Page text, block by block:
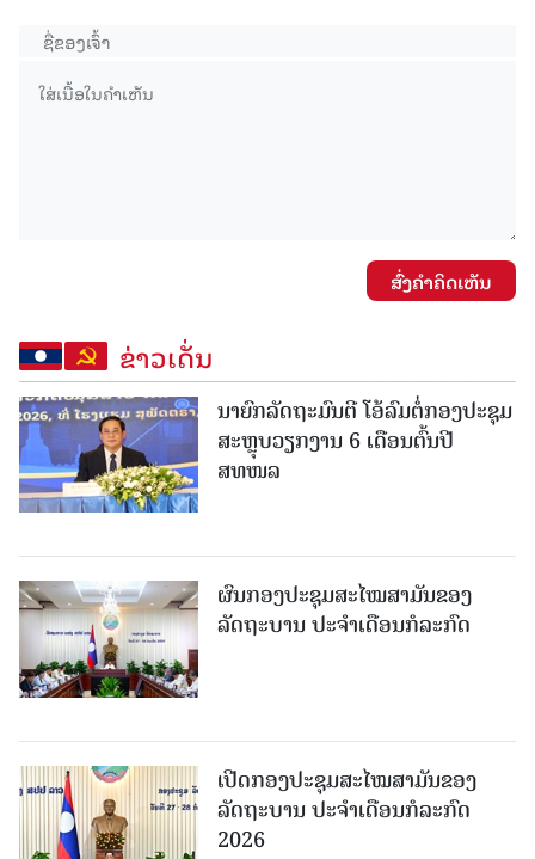
ສົ່ງຄໍາຄິດເຫັນ
ຂ່າວເດັ່ນ
ນາຍົກລັດຖະມົນຕີ ໂອ້ລົມຕໍ່ກອງປະຊຸມ
ສະຫຼຸບວຽກງານ 6 ເດືອນຕົ້ນປີ
ສທໜລ
ຜົນກອງປະຊຸມສະໄໝສາມັນຂອງ
ລັດຖະບານ ປະຈຳເດືອນກໍລະກົດ
ເປີດກອງປະຊຸມສະໄໝສາມັນຂອງ
ລັດຖະບານ ປະຈໍາເດືອນກໍລະກົດ
2026